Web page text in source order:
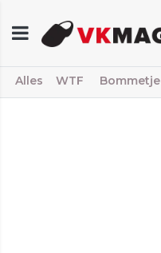
Alles WTF Bommetje